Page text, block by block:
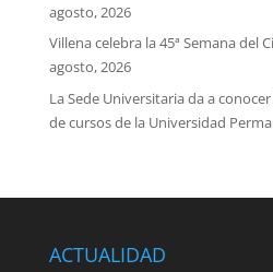
agosto, 2026
Villena celebra la 45ª Semana del
agosto, 2026
La Sede Universitaria da a
de cursos de la Universidad
ACTUALIDAD